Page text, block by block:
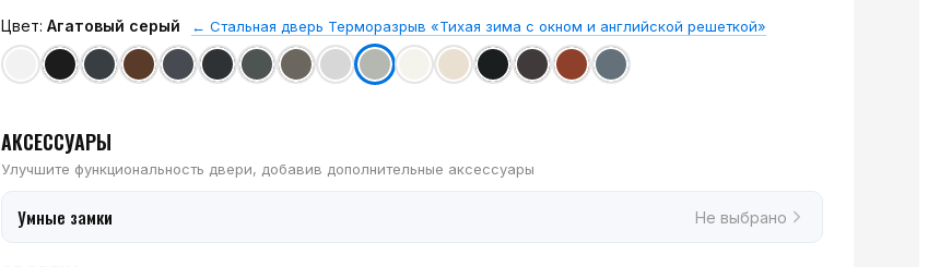
Цвет: Агатовый серый ← Стальная дверь Терморазрыв «Тихая зима с окном и английской решеткой»
АКСЕССУАРЫ
Улучшите функциональность двери, добавив дополнительные аксессуары
Умные замки Не выбрано